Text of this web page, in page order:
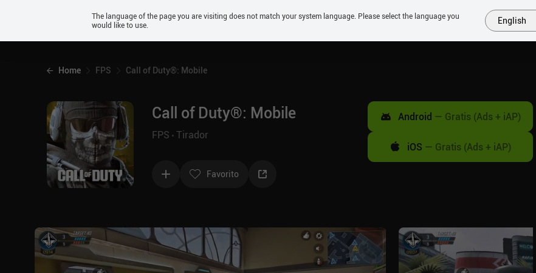
Android
PRÓXIMOS SIMILARES COLECCIONES TOP
Home FPS Call of Duty®: Mobile
Call of Duty®: Mobile
FPS Tirador
Favorito
Android — Gratis (Ads + iAP)
iOS — Gratis (Ads + iAP)
The language of the page you are visiting does not match your system language. Please select the language you
would like to use.
English